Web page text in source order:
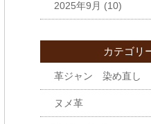
2025年9月 (10)
カテゴリ
革ジャン 染め直し
ヌメ革